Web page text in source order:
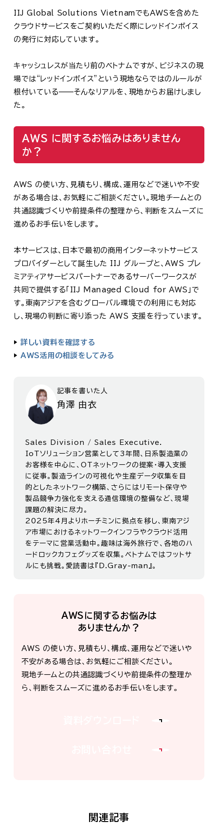
IIJ Global Solutions VietnamでもAWSを含めた
クラウドサービスをご契約いただく際にレッドインボイス
の発行に対応しています。
キャッシュレスが当たり前のベトナムですが、ビジネスの現
場では“レッドインボイス”という現地ならではのルールが
根付いている——そんなリアルを、現地からお届けしまし
た。
AWS に関するお悩みはありません
か？
AWS の使い方、見積もり、構成、運用などで迷いや不安
がある場合は、お気軽にご相談ください。現地チームとの
共通認識づくりや前提条件の整理から、判断をスムーズに
進めるお手伝いをします。
本サービスは、日本で最初の商用インターネットサービス
プロバイダーとして誕生した IIJ グループと、AWS プレ
ミアティアサービスパートナーであるサーバーワークスが
共同で提供する「IIJ Managed Cloud for AWS」で
す。東南アジアを含むグローバル環境での利用にも対応
し、現場の判断に寄り添った AWS 支援を行っています。
▶詳しい資料を確認する
▶AWS活用の相談をしてみる
記事を書いた人
角澤 由衣
Sales Division / Sales Executive.
IoTソリューション営業として3年間、日系製造業の
お客様を中心に、OTネットワークの提案・導入支援
に従事。製造ラインの可視化や生産データ収集を目
的としたネットワーク構築、さらにはリモート保守や
製品競争力強化を支える通信環境の整備など、現場
課題の解決に尽力。
2025年4月よりホーチミンに拠点を移し、東南アジ
ア市場におけるネットワークインフラやクラウド活用
をテーマに営業活動中。趣味は海外旅行で、各地のハ
ードロックカフェグッズを収集。ベトナムではフットサ
ルにも挑戦。愛読書は『D.Gray-man』。
AWSに関するお悩みは
ありませんか？
AWS の使い方、見積もり、構成、運用などで迷いや
不安がある場合は、お気軽にご相談ください。
現地チームとの共通認識づくりや前提条件の整理か
ら、判断をスムーズに進めるお手伝いをします。
関連記事